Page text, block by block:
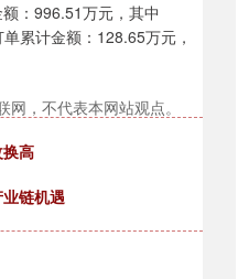
：996.51万元，其中
累计金额：128.65万元，
，不代表本网站观点。
高
链机遇